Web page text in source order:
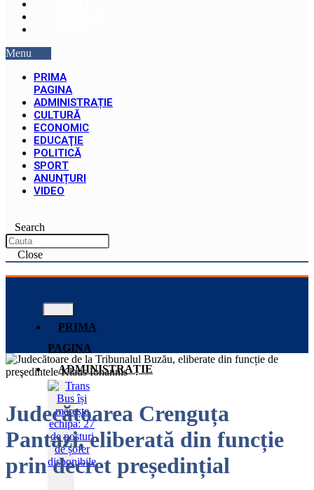
Menu
PRIMA
PAGINA
ADMINISTRAȚIE
CULTURĂ
ECONOMIC
EDUCAŢIE
POLITICĂ
SPORT
ANUNȚURI
VIDEO
Search
Close
PRIMA
PAGINA
ADMINISTRAȚIE
Judecătoarea Crenguța
Pantazi, eliberată din funcție
prin decret președințial